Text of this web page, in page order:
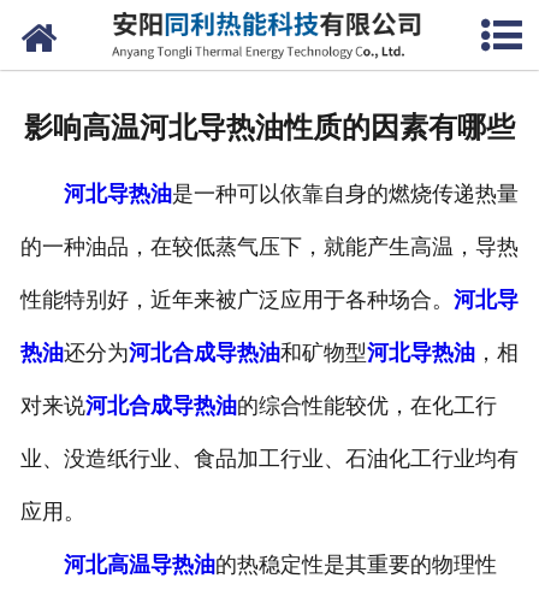
网站首页
影响高温河北导热油性质的因素有哪些
河北导热油是一种可以依靠自身的燃烧传递热量
的一种油品，在较低蒸气压下，就能产生高温，导热
性能特别好，近年来被广泛应用于各种场合。 河北导
热油还分为河北合成导热油和矿物型河北导热油，相
对来说河北合成导热油的综合性能较优，在化工行
业、没造纸行业、食品加工行业、石油化工行业均有
应用。
河北高温导热油的热稳定性是其重要的物理性